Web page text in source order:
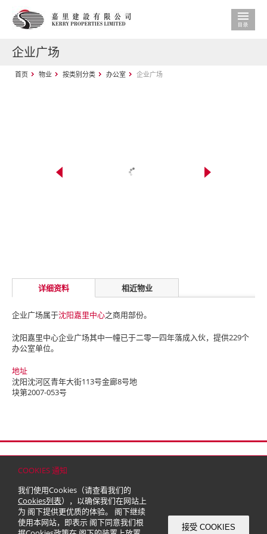
COOKIES 通知
我们使用Cookies（请查看我们的
Cookies列表），以确保我们在网站上
为 阁下提供更优质的体验。 阁下继续
使用本网站，即表示 阁下同意我们根
接受 COOKIES
企业广场
首页 物业 按类别分类 办公室 企业广场
详细资料 相近物业
企业广场属于沈阳嘉里中心之商用部份。
沈阳嘉里中心企业广场其中一幢已于二零一四年落成入伙，提供229个
办公室单位。
地址
沈阳沈河区青年大街113号金廊8号地
块第2007-053号
© 2026 嘉里建设有限公司 (于百慕达注册成立之有限公司)